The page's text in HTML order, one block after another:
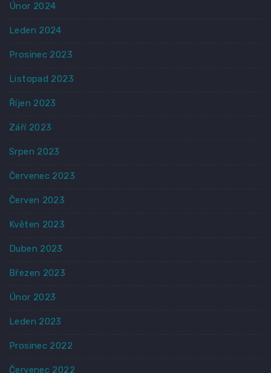
Únor 2024
Leden 2024
Prosinec 2023
Listopad 2023
Říjen 2023
Září 2023
Srpen 2023
Červenec 2023
Červen 2023
Květen 2023
Duben 2023
Březen 2023
Únor 2023
Leden 2023
Prosinec 2022
Červenec 2022